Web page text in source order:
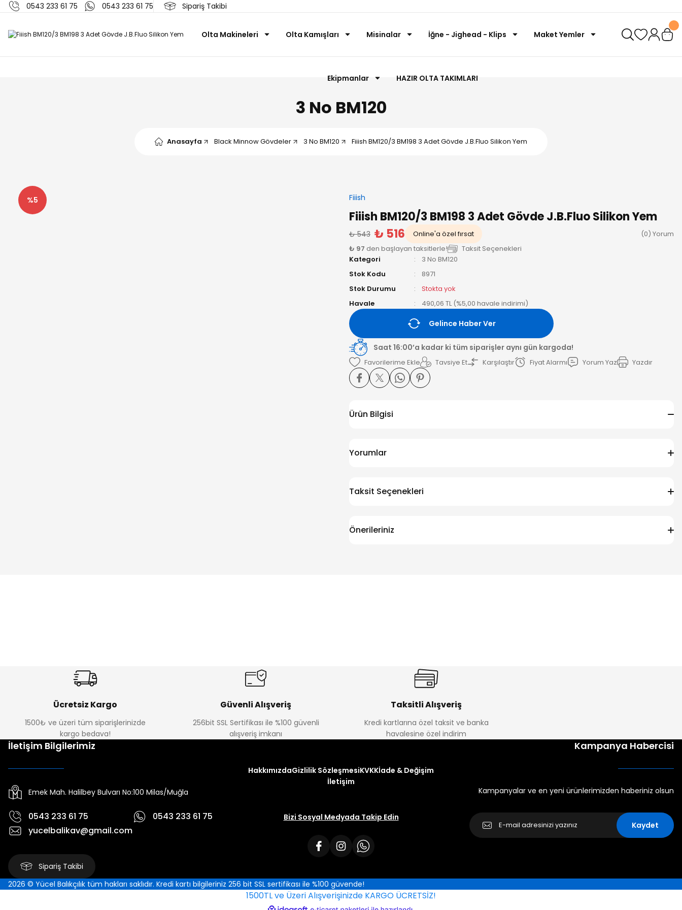
0543 233 61 75 0543 233 61 75 Sipariş Takibi
Olta Makineleri Olta Kamışları Misinalar İğne - Jighead - Klips Maket Yemler
Ekipmanlar HAZIR OLTA TAKIMLARI
3 No BM120
Anasayfa Black Minnow Gövdeler 3 No BM120 Fiiish BM120/3 BM198 3 Adet Gövde J.B.Fluo Silikon Yem
%5 Fiiish
Fiiish BM120/3 BM198 3 Adet Gövde J.B.Fluo Silikon Yem
₺ 543 ₺ 516 Online'a özel fırsat
(0) Yorum
₺ 97 den başlayan taksitlerle!
Taksit Seçenekleri
Kategori
3 No BM120
Stok Kodu
8971
Stok Durumu
Stokta yok
Havale
490,06 TL (%5,00 havale indirimi)
Gelince Haber Ver
Saat 16:00’a kadar ki tüm siparişler aynı gün kargoda!
Tavsiye Et Karşılaştır Fiyat Alarmı Yorum Yaz Yazdır
Ürün Bilgisi
Yorumlar
Taksit Seçenekleri
Önerileriniz
Ücretsiz Kargo
1500₺ ve üzeri tüm siparişlerinizde
kargo bedava!
Güvenli Alışveriş
256bit SSL Sertifikası ile %100 güvenli
alışveriş imkanı
Taksitli Alışveriş
Kredi kartlarına özel taksit ve banka
havalesine özel indirim
İletişim Bilgilerimiz
Emek Mah. Halilbey Bulvarı No:100 Milas/Muğla
0543 233 61 75
0543 233 61 75
yucelbalikav@gmail.com
Sipariş Takibi
HakkımızdaGizlilik SözleşmesiKVKKİade & Değişim
İletişim
Bizi Sosyal Medyada Takip Edin
Kampanya Habercisi
Kampanyalar ve en yeni ürünlerimizden haberiniz olsun
Kaydet
2026 © Yücel Balıkçılık tüm hakları saklıdır. Kredi kartı bilgileriniz 256 bit SSL sertifikası ile %100 güvende!
1500TL ve Üzeri Alışverişinizde KARGO ÜCRETSİZ!